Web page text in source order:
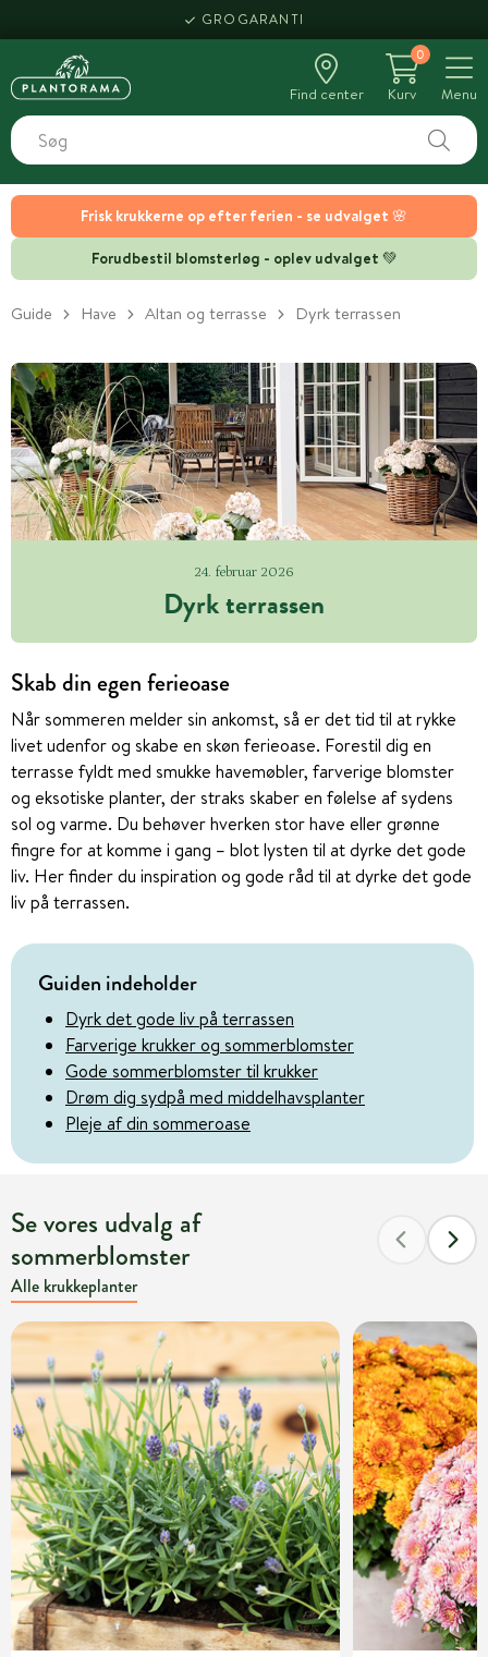
Frisk krukkerne op efter ferien - se udvalget 🌸
Forudbestil blomsterløg - oplev udvalget 💚
GROGARANTI
Find center
0
Kurv
Menu
Guide Have Altan og terrasse Dyrk terrassen
24. februar 2026
Dyrk terrassen
Skab din egen ferieoase
Når sommeren melder sin ankomst, så er det tid til at rykke
livet udenfor og skabe en skøn ferieoase. Forestil dig en
terrasse fyldt med smukke havemøbler, farverige blomster
og eksotiske planter, der straks skaber en følelse af sydens
sol og varme. Du behøver hverken stor have eller grønne
fingre for at komme i gang – blot lysten til at dyrke det gode
liv. Her finder du inspiration og gode råd til at dyrke det gode
liv på terrassen.
Guiden indeholder
Dyrk det gode liv på terrassen
Farverige krukker og sommerblomster
Gode sommerblomster til krukker
Drøm dig sydpå med middelhavsplanter
Pleje af din sommeroase
Se vores udvalg af
sommerblomster
Alle krukkeplanter